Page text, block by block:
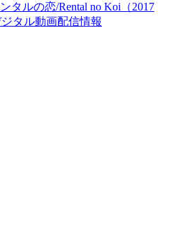
タルの恋/Rental no Koi（2017
タル動画配信情報